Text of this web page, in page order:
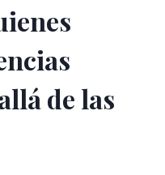
de las